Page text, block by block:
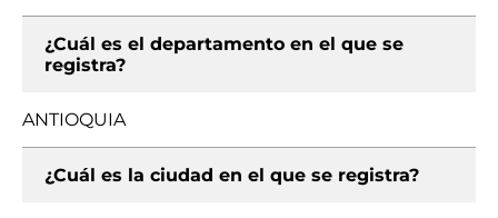
¿Cuál es el departamento en el que se
registra?
ANTIOQUIA
¿Cuál es la ciudad en el que se registra?